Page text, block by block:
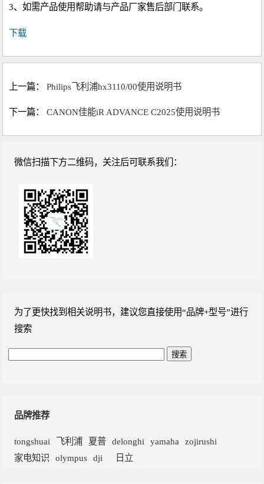
3、如需产品使用帮助请与产品厂家售后部门联系。
下载
上一篇：Philips飞利浦hx3110/00使用说明书
下一篇：CANON佳能iR ADVANCE C2025使用说明书
微信扫描下方二维码，关注后可联系我们：
为了更快找到相关说明书，建议您直接使用“品牌+型号”进行
搜索
品牌推荐
tongshuai 飞利浦 夏普 delonghi yamaha
zojirushi
家电知识
olympus dji 日立